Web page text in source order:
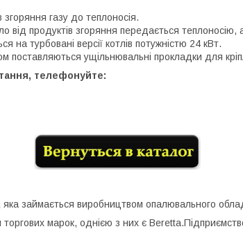
газу до теплоносія.
від продуктів згоряння передається теплоносію,
на турбовані версії котлів потужністю 24 кВт.
поставляються ущільнювальні прокладки для
телефонуйте:
яка займається виробництвом опалювального
марок, однією з них є Beretta.Підприємство